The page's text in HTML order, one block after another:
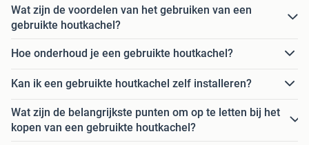
Wat zijn de voordelen van het gebruiken van een
gebruikte houtkachel?
Hoe onderhoud je een gebruikte houtkachel?
Kan ik een gebruikte houtkachel zelf installeren?
Wat zijn de belangrijkste punten om op te letten bij het
kopen van een gebruikte houtkachel?